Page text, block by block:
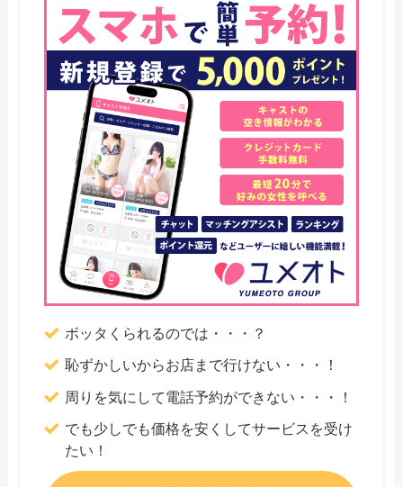
ボッタくられるのでは・・・？
恥ずかしいからお店まで行けない・・・！
周りを気にして電話予約ができない・・・！
でも少しでも価格を安くしてサービスを受け
たい！